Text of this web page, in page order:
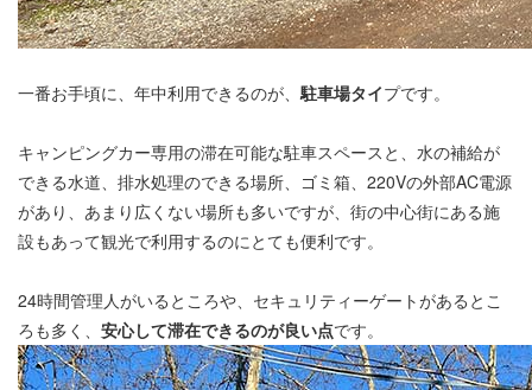
一番お手頃に、年中利用できるのが、駐車場タイプです。
キャンピングカー専用の滞在可能な駐車スペースと、水の補給が
できる水道、排水処理のできる場所、ゴミ箱、220Vの外部AC電源
があり、あまり広くない場所も多いですが、街の中心街にある施
設もあって観光で利用するのにとても便利です。
24時間管理人がいるところや、セキュリティーゲートがあるとこ
ろも多く、 安心して滞在できるのが良い点です。